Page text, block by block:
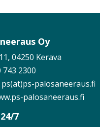
Oy
04250 Kerava
743 2300
palosaneeraus.fi
palosaneeraus.fi
7